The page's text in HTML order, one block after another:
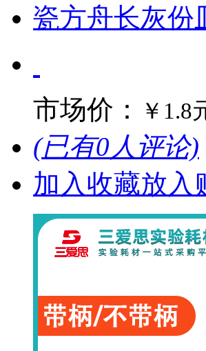
瓷方舟长灰份
市场价： ￥1.8
(已有0人评论)
加入收藏放入